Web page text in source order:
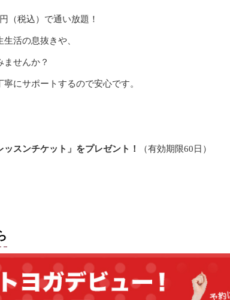
（税込）で通い放題！
活の息抜きや、
せんか？
にサポートするので安心です。
スンチケット」をプレゼント！ （有効期限60日）